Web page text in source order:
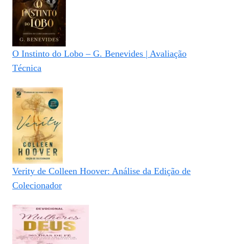
O Instinto do Lobo – G. Benevides | Avaliação
Técnica
Verity de Colleen Hoover: Análise da Edição de
Colecionador